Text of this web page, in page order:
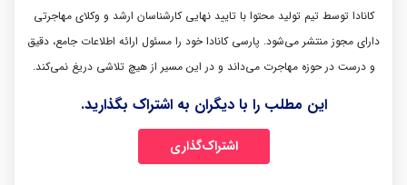
کانادا توسط تیم تولید محتوا با تایید نهایی کارشناسان ارشد و وکلای مهاجرتی
دارای مجوز منتشر می‌شود. پارسی کانادا خود را مسئول ارائه اطلاعات جامع، دقیق
و درست در حوزه مهاجرت می‌داند و در این مسیر از هیچ تلاشی دریغ نمی‌کند.
این مطلب را با دیگران به اشتراک بگذارید.
اشتراک‌گذاری